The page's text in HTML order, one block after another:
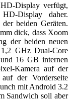
Display verfügt,
Display daher.
beiden Geräten.
dick, dass Xoom
der beiden neuen
GHz Dual-Core
16 GB internen
Kamera auf der
der Vorderseite
mit Android 3.2
Sandwich soll aber